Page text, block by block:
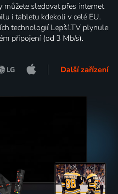
můžete sledovat přes internet
i tabletu kdekoli v celé EU.
technologií Lepší.TV plynule
připojení (od 3 Mb/s).
Další zařízení